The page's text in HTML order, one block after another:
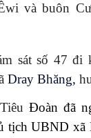
và buôn
sát số 47 đi
Dray Bhăng,
Đoàn đã
UBND xã